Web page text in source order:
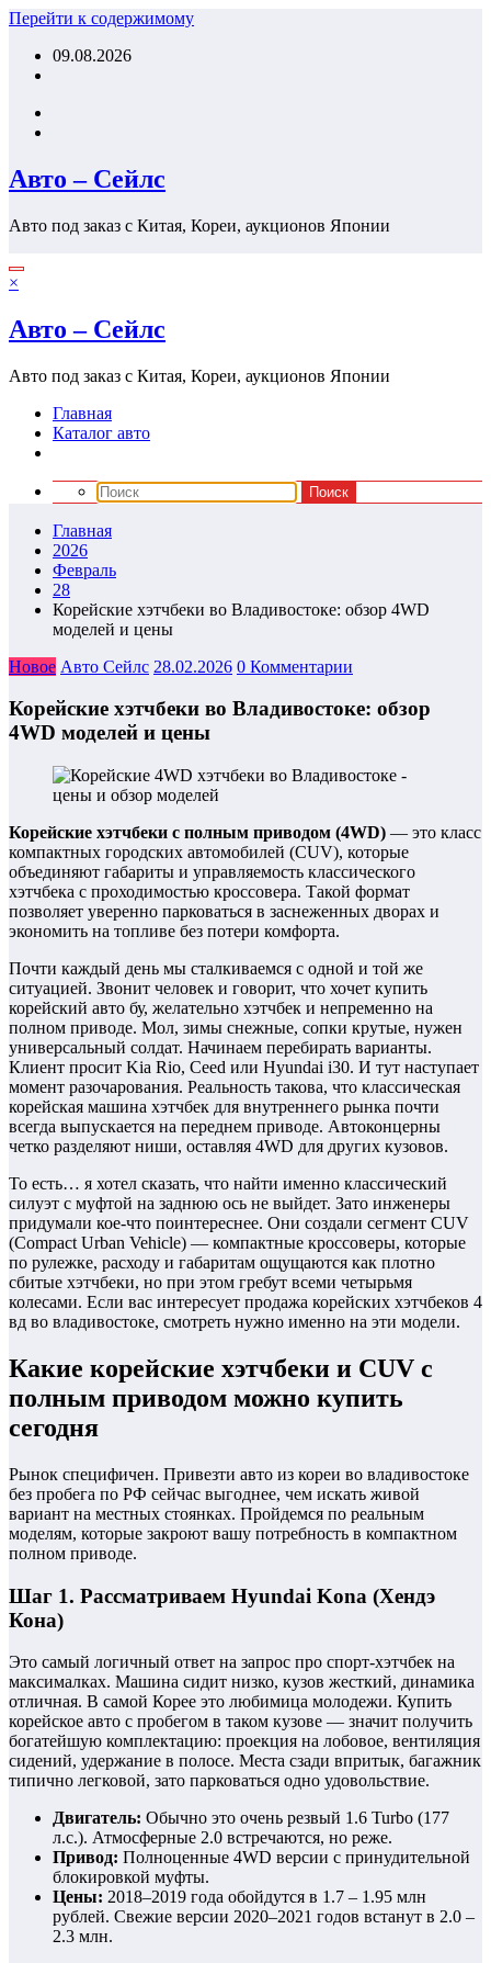
Перейти к содержимому
09.08.2026
Авто – Сейлс
Авто под заказ с Китая, Кореи, аукционов Японии
×
Авто – Сейлс
Авто под заказ с Китая, Кореи, аукционов Японии
Главная
Каталог авто
Главная
2026
Февраль
28
Корейские хэтчбеки во Владивостоке: обзор 4WD
моделей и цены
Новое Авто Сейлс 28.02.2026 0 Комментарии
Корейские хэтчбеки во Владивостоке: обзор
4WD моделей и цены
Корейские хэтчбеки с полным приводом (4WD) — это класс
компактных городских автомобилей (CUV), которые
объединяют габариты и управляемость классического
хэтчбека с проходимостью кроссовера. Такой формат
позволяет уверенно парковаться в заснеженных дворах и
экономить на топливе без потери комфорта.
Почти каждый день мы сталкиваемся с одной и той же
ситуацией. Звонит человек и говорит, что хочет купить
корейский авто бу, желательно хэтчбек и непременно на
полном приводе. Мол, зимы снежные, сопки крутые, нужен
универсальный солдат. Начинаем перебирать варианты.
Клиент просит Kia Rio, Ceed или Hyundai i30. И тут наступает
момент разочарования. Реальность такова, что классическая
корейская машина хэтчбек для внутреннего рынка почти
всегда выпускается на переднем приводе. Автоконцерны
четко разделяют ниши, оставляя 4WD для других кузовов.
То есть… я хотел сказать, что найти именно классический
силуэт с муфтой на заднюю ось не выйдет. Зато инженеры
придумали кое-что поинтереснее. Они создали сегмент CUV
(Compact Urban Vehicle) — компактные кроссоверы, которые
по рулежке, расходу и габаритам ощущаются как плотно
сбитые хэтчбеки, но при этом гребут всеми четырьмя
колесами. Если вас интересует продажа корейских хэтчбеков 4
вд во владивостоке, смотреть нужно именно на эти модели.
Какие корейские хэтчбеки и CUV с
полным приводом можно купить
сегодня
Рынок специфичен. Привезти авто из кореи во владивостоке
без пробега по РФ сейчас выгоднее, чем искать живой
вариант на местных стоянках. Пройдемся по реальным
моделям, которые закроют вашу потребность в компактном
полном приводе.
Шаг 1. Рассматриваем Hyundai Kona (Хендэ
Кона)
Это самый логичный ответ на запрос про спорт-хэтчбек на
максималках. Машина сидит низко, кузов жесткий, динамика
отличная. В самой Корее это любимица молодежи. Купить
корейское авто с пробегом в таком кузове — значит получить
богатейшую комплектацию: проекция на лобовое, вентиляция
сидений, удержание в полосе. Места сзади впритык, багажник
типично легковой, зато парковаться одно удовольствие.
Двигатель: Обычно это очень резвый 1.6 Turbo (177
л.с.). Атмосферные 2.0 встречаются, но реже.
Привод: Полноценные 4WD версии с принудительной
блокировкой муфты.
Цены: 2018–2019 года обойдутся в 1.7 – 1.95 млн
рублей. Свежие версии 2020–2021 годов встанут в 2.0 –
2.3 млн.